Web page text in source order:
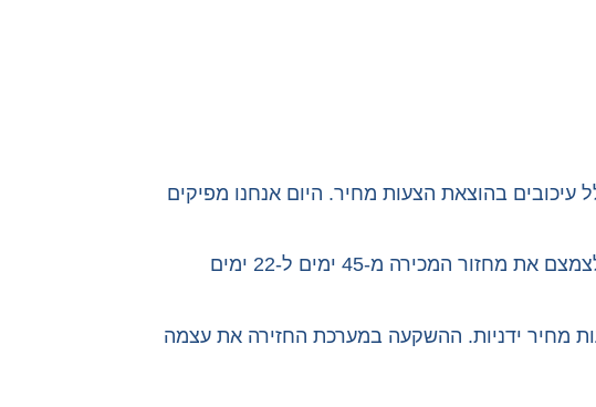
לעבוד עם בינה, היינו מפסידים כ-15% מהעסקאות בגלל עיכובים בהוצאת הצעות מחיר. היום אנחנו מפיקים
חברת "אלפא אוטומציה", יצרנית ציוד תעשייתי: "המעבר לתוכנה להצעות מחיר של בינה אפשר לנו לצמצם את מחזור המכירה מ-45 ימים ל-22 ימים
שהיו מושקעות בהכנת הצעות מחיר ידניות. ההשקעה במערכת החזירה את עצמה